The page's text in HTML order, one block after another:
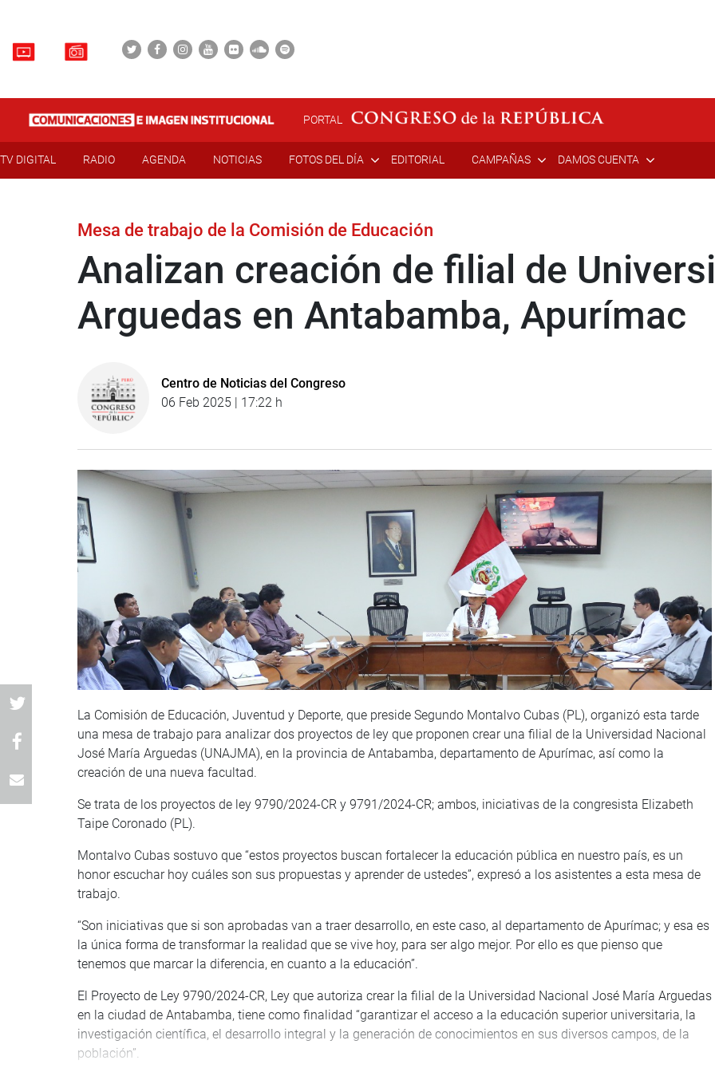
PORTAL
TV DIGITAL RADIO AGENDA NOTICIAS FOTOS DEL DÍA EDITORIAL CAMPAÑAS DAMOS CUENTA
Mesa de trabajo de la Comisión de Educación
Analizan creación de filial de
Arguedas en Antabamba, Apurímac
Centro de Noticias del Congreso
06 Feb 2025 | 17:22 h
La Comisión de Educación, Juventud y Deporte, que preside Segundo Montalvo Cubas (PL), organizó esta tarde
una mesa de trabajo para analizar dos proyectos de ley que proponen crear una filial de la Universidad Nacional
José María Arguedas (UNAJMA), en la provincia de Antabamba, departamento de Apurímac, así como la
creación de una nueva facultad.
Se trata de los proyectos de ley 9790/2024-CR y 9791/2024-CR; ambos, iniciativas de la congresista Elizabeth
Taipe Coronado (PL).
Montalvo Cubas sostuvo que “estos proyectos buscan fortalecer la educación pública en nuestro país, es un
honor escuchar hoy cuáles son sus propuestas y aprender de ustedes”, expresó a los asistentes a esta mesa de
trabajo.
“Son iniciativas que si son aprobadas van a traer desarrollo, en este caso, al departamento de Apurímac; y esa es
la única forma de transformar la realidad que se vive hoy, para ser algo mejor. Por ello es que pienso que
tenemos que marcar la diferencia, en cuanto a la educación”.
El Proyecto de Ley 9790/2024-CR, Ley que autoriza crear la filial de la Universidad Nacional José María Arguedas
en la ciudad de Antabamba, tiene como finalidad “garantizar el acceso a la educación superior universitaria, la
investigación científica, el desarrollo integral y la generación de conocimientos en sus diversos campos, de la
población”.